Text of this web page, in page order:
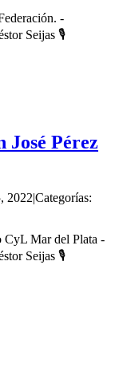
-
Seijas 🎙
José Pérez
2022|Categorías:
CyL Mar del Plata -
Seijas 🎙